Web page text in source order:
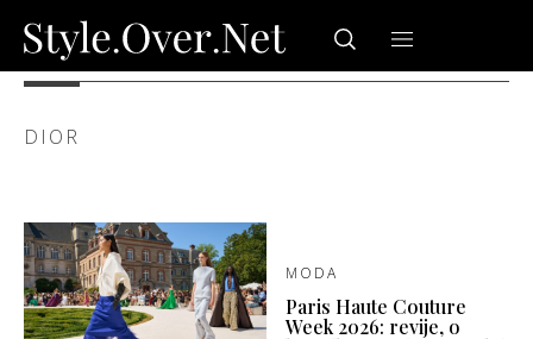
DIOR
MODA
Paris Haute Couture
Week 2026: revije, o